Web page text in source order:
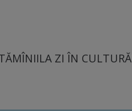
LA ZI ÎN CULTURĂ